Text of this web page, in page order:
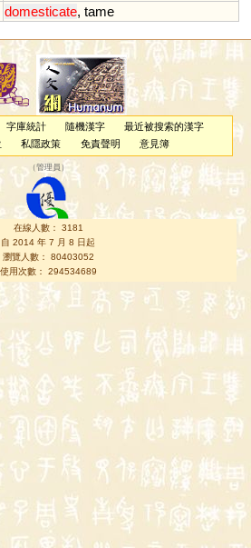
domesticate, tame
字庫統計 隨機漢字
最近被搜索的漢字
私隱政策 免責聲明 意見簿
（管理員 ）
在線人數： 3181
自 2014 年 7 月 8 日起
瀏覽人數： 80403052
使用次數： 294534689